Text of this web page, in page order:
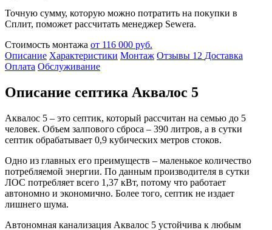
Точную сумму, которую можно потратить на покупки в
Сплит, поможет рассчитать менеджер Sewera.
Стоимость монтажа от 116 000 руб.
Описание Характеристики Монтаж Отзывы 12 Доставка
Оплата Обслуживание
Описание септика Аквалос 5
Аквалос 5 – это септик, который рассчитан на семью до 5
человек. Объем залпового сброса – 390 литров, а в сутки
септик обрабатывает 0,9 кубических метров стоков.
Одно из главных его преимуществ – маленькое количество
потребляемой энергии. По данным производителя в сутки
ЛОС потребляет всего 1,37 кВт, потому что работает
автономно и экономично. Более того, септик не издает
лишнего шума.
Автономная канализация Аквалос 5 устойчива к любым